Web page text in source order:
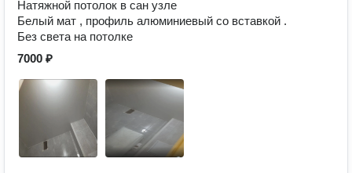
Натяжной потолок в сан узле
Белый мат , профиль алюминиевый со вставкой .
Без света на потолке
7000 ₽